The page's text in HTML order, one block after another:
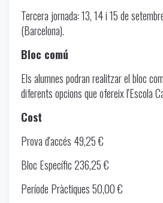
Tercera jornada: 13, 14 i 15 de
(Barcelona).
Bloc comú
Els alumnes podran realitzar el bloc
diferents opcions que ofereix l'Escola
Cost
Prova d'accés 49,25 €
Bloc Específic 236,25 €
Període Pràctiques 50,00 €